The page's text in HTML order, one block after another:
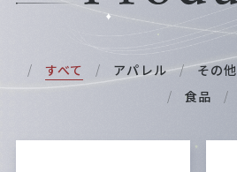
Home
Introduction
すべて アパレル その他
食品